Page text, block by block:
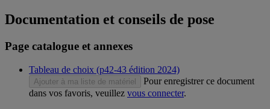
Documentation et conseils de pose
Page catalogue et annexes
Tableau de choix (p42-43 édition 2024)
Ajouter à ma liste de matériel
Pour enregistrer ce document
dans vos favoris, veuillez vous connecter.